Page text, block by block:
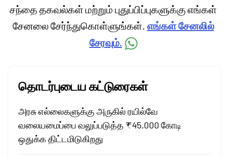
சந்தை தகவல்கள் மற்றும் புதுப்பிப்புகளுக்கு எங்கள்
சேனலை சேர்ந்துகொள்ளுங்கள். எங்கள் சேனலில்
சேரவும்.
தொடர்புடைய கட்டுரைகள்
அரசு எல்லைகளுக்கு அருகில் ரயில்வே
வலையமைப்பை வலுப்படுத்த ₹45,000 கோடி
ஒதுக்க திட்டமிடுகிறது